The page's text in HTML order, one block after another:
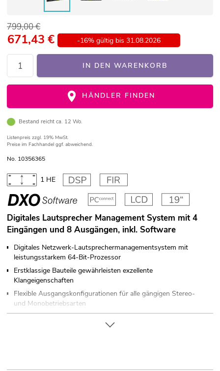
799,00 €
671,43 € -16% gültig bis 31.08.2026
IN DEN WARENKORB
HÄNDLER FINDEN
Bestand reicht ca. 12 Wo.
Listenpreis zzgl. 19% MwSt.
Preise im Fachhandel ggf. abweichend.
No. 10356365
1 HE
Digitales Lautsprecher Management System mit 4
Eingängen und 8 Ausgängen, inkl. Software
Digitales Netzwerk-Lautsprechermanagementsystem mit
leistungsstarkem 64-Bit-Prozessor
Erstklassige Bauteile gewährleisten exzellente
Klangeigenschaften
Flexible Ausgangskonfigurationen für alle gängigen Stereo-
und Monobetriebsarten
4 analoge Eingänge und 1 digitale AES/EBU-Schnittstelle